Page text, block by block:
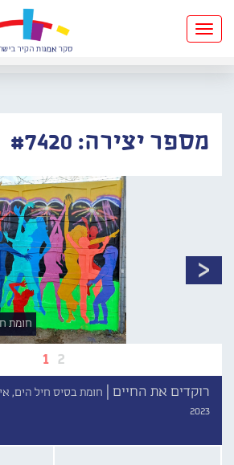
Toggle
navigation
מספר יצירה: #7420
1 2
חומת
רוקדים את החיים | חומת בסיס חיל הים,
2023